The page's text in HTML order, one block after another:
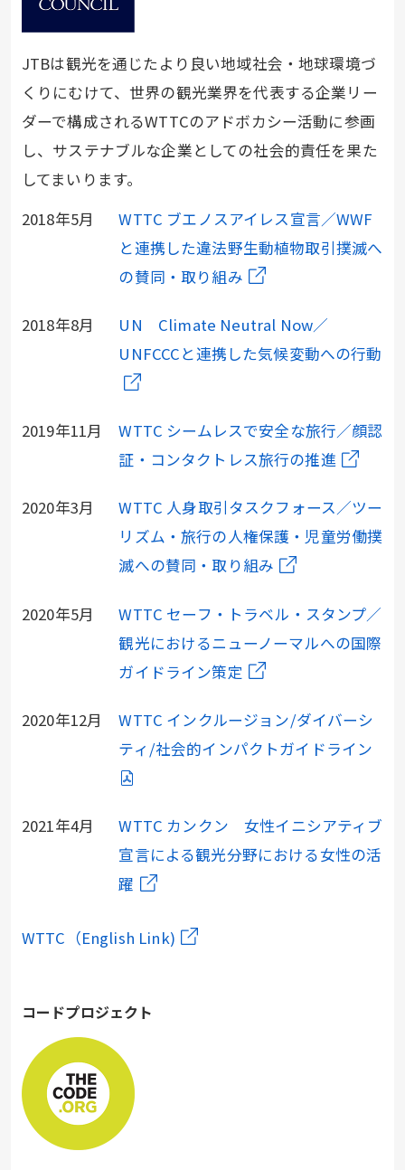
JTBは観光を通じたより良い地域社会・地球環境づ
くりにむけて、世界の観光業界を代表する企業リー
ダーで構成されるWTTCのアドボカシー活動に参画
し、サステナブルな企業としての社会的責任を果た
してまいります。
2018年5月
WTTC ブエノスアイレス宣言／WWF
と連携した違法野生動植物取引撲滅へ
の賛同・取り組み
2018年8月
UN Climate Neutral Now／
UNFCCCと連携した気候変動への行動
2019年11月
WTTC シームレスで安全な旅行／顔認
証・コンタクトレス旅行の推進
2020年3月
WTTC 人身取引タスクフォース／ツー
リズム・旅行の人権保護・児童労働撲
滅への賛同・取り組み
2020年5月
WTTC セーフ・トラベル・スタンプ／
観光におけるニューノーマルへの国際
ガイドライン策定
2020年12月
WTTC インクルージョン/ダイバーシ
ティ/社会的インパクトガイドライン
2021年4月
WTTC カンクン 女性イニシアティブ
宣言による観光分野における女性の活
躍
WTTC（English Link)
コードプロジェクト